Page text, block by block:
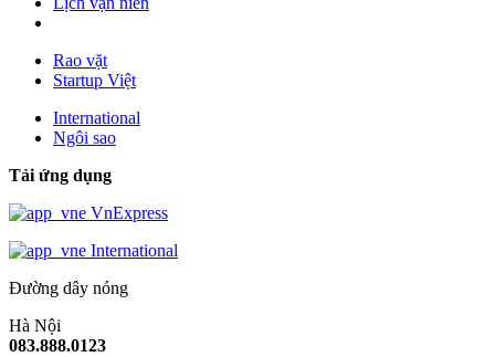
Rao vặt
Startup Việt
International
Ngôi sao
Tải ứng dụng
VnExpress
International
Đường dây nóng
Hà Nội
083.888.0123